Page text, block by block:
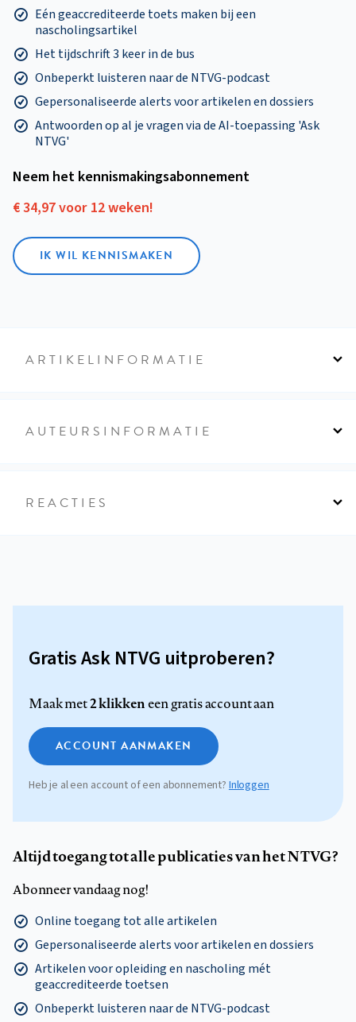
Eén geaccrediteerde toets maken bij een
nascholingsartikel
Het tijdschrift 3 keer in de bus
Onbeperkt luisteren naar de NTVG-podcast
Gepersonaliseerde alerts voor artikelen en dossiers
Antwoorden op al je vragen via de AI-toepassing 'Ask
NTVG'
Neem het kennismakings­abonnement
€ 34,97 voor 12 weken!
IK WIL KENNISMAKEN
ARTIKELINFORMATIE
AUTEURSINFORMATIE
REACTIES
Gratis Ask NTVG uitproberen?
Maak met2 klikkeneen gratis account aan
ACCOUNT AANMAKEN
Heb je al een account of een abonnement? Inloggen
Altijd toegang tot alle publicaties van het NTVG?
Abonneer vandaag nog!
Online toegang tot alle artikelen
Gepersonaliseerde alerts voor artikelen en dossiers
Artikelen voor opleiding en nascholing mét
geaccrediteerde toetsen
Onbeperkt luisteren naar de NTVG-podcast